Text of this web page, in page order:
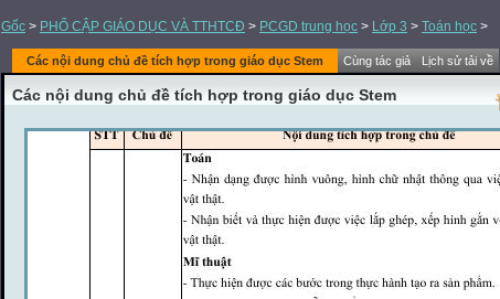
Gốc > PHỔ CẬP GIÁO DỤC VÀ TTHTCĐ > PCGD trung học > Lớp 3 > Toán học >
Các nội dung chủ đề tích hợp trong giáo dục Stem Cùng tác giả Lịch sử tải về
Các nội dung chủ đề tích hợp trong giáo dục Stem